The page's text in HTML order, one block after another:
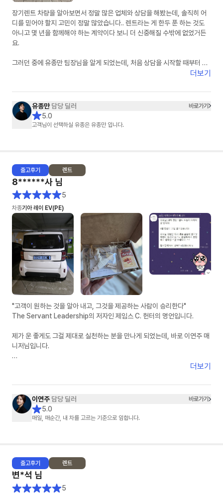
장기렌트 차량을 알아보면서 정말 많은 업체와 상담을 해봤는데, 솔직히 어
디를 믿어야 할지 고민이 정말 많았습니다.. 렌트라는 게 한두 푼 하는 것도
아니고 몇 년을 함께해야 하는 계약이다 보니 더 신중해질 수밖에 없었거든
요.
그러던 중에 유종만 팀장님을 알게 되었는데, 처음 상담을 시작할 때부터 느
낌이 정말 달랐습니다. 무엇보다 피드백이 정말 빠르셨습니다. 궁금한 게 있
건이나 견적 관련해서도 하나하나 자세하게 설명해주셔서 믿음이 갔습니다.
특히 좋았던 점은 거짓 없이 솔직한 견적을 주신다는 점이었습니다. 다른 곳
에서는 무조건 싸다고만 하거나 나중에 추가 조건이 붙는 경우도 많았는데,
또 한 가지 정말 만족스러웠던 부분은 꼼꼼한 사후관리입니다. 사실 계약하
고 나면 연락이 잘 안 되는 경우도 많다고 들었는데, 차량 출고 과정에서도 계
속 진행 상황을 알려주시고, 출고 이후에도 필요한 부분이 있는지 먼저 챙겨
일을 하시는 분이구나”라는 생각이 들었습니다.
제 주변에 차량 알아보시는 분들께 자신 있게 추천드리겠습니다.
빠른 피드백, 정직한 견적, 그리고 꼼꼼한 사후관리까지 정말 믿고 맡길 수
있는 분이라고 생각합니다.
좋은 차량 진행 도와주셔서 진심으로 감사드립니다. 앞으로도 잘 부탁드립니
다
더보기
유종만 담당 딜러 바로가기
5.0
고객님이 선택하실 유종은 유종만 입니다.
출고후기 렌트
8******사 님
5
차종기아 레이 EV(PE)
"고객이 원하는 것을 알아 내고, 그것을 제공하는 사람이 승리한다"
The Servant Leadership의 저자인 제임스 C. 헌터의 명언입니다.
제가 운 좋게도 그걸 제대로 실천하는 분을 만나게 되었는데, 바로 이연주 매
니저님입니다.
인터넷에서 차량 견적 한 번만 받아 봐도 여기 저기서 연락이 오지요. 모두 달
KB캐피탈 사이트에서 견적 받아 보면서 받은 이연주 매니저님의 연락은, 달
콤한 말이 아니었습니다.
진심의 말이었습니다.
차량 소식이 없는 날에도, 단 하루도 빠짐 없이 물어 오는 안부 인사와 지연에
대한 안타까움의 표현은, 그 동안 어떤 분야의 영업사원에게도 느껴 보지 못
한 진한 감동이었습니다.
더보기
이연주 담당 딜러 바로가기
5.0
매일, 매순간, 내 차를 고르는 기준으로 임합니다.
출고후기 렌트
변*석 님
5